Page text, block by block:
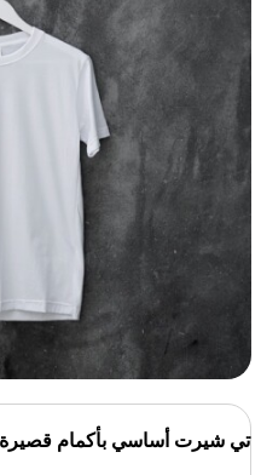
تي شيرت أساسي بأكمام